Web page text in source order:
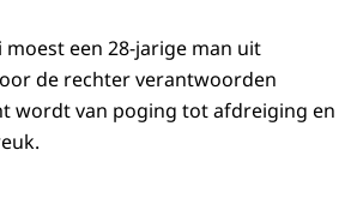
moest een 28-jarige man uit
de rechter verantwoorden
wordt van poging tot afdreiging en